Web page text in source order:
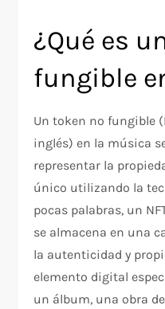
¿Qué es
fungible
Un token no fungible
inglés) en la música
representar la
único utilizando la
pocas palabras, un
se almacena en una
la autenticidad y
elemento digital
un álbum, una obra